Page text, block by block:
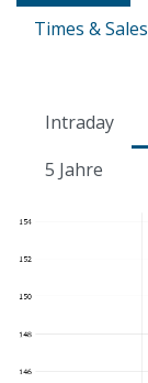
Times & Sales
Intraday
5 Jahre